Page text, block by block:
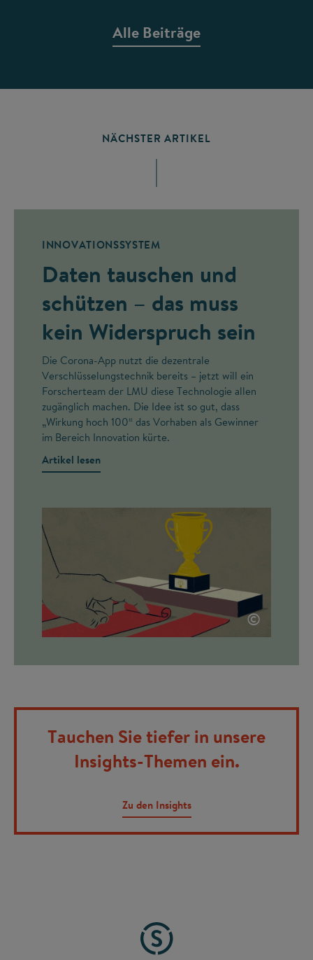
Alle Beiträge
NÄCHSTER ARTIKEL
INNOVATIONSSYSTEM
Daten tauschen und
schützen – das muss
kein Widerspruch sein
Die Corona-App nutzt die dezentrale
Verschlüsselungstechnik bereits – jetzt will ein
Forscherteam der LMU diese Technologie allen
zugänglich machen. Die Idee ist so gut, dass
„Wirkung hoch 100“ das Vorhaben als Gewinner
im Bereich Innovation kürte.
Artikel lesen
©
Tauchen Sie tiefer in unsere
Insights-Themen ein.
Zu den Insights